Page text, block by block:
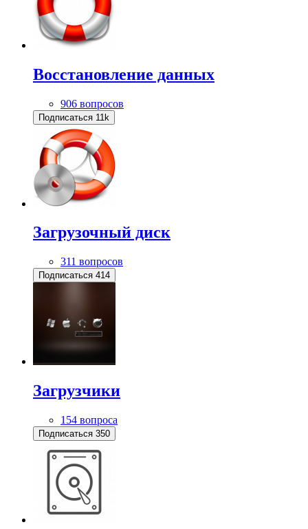
Восстановление данных
906 вопросов
Подписаться 11k
Загрузочный диск
311 вопросов
Подписаться 414
Загрузчики
154 вопроса
Подписаться 350